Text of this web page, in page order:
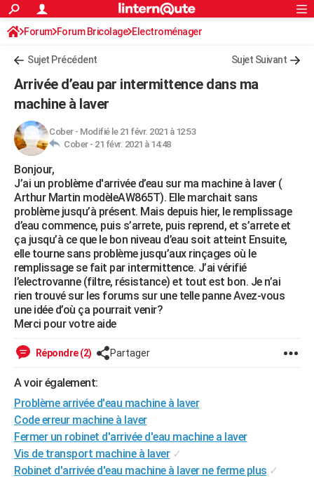
ACTUALITÉS
Politique
Société
Faits Divers
Education
Monde
Villes
+
Programme TV
Streaming
Sorties cinéma
Musique
FINANCE
Retraite
Impôts
Epargne
Immobilier
Risques naturels par ville
Banque
Assurance
Crédit
AUTO
Essais
Réserver un essai
Citadines
Berlines
SUV
Forum auto
HIGH-TECH
Mobiles
Meilleur smartphone
Internet
Ordinateurs
Jeux vidéo
Guide high-tech
+BRICOLAGE
Forum
Aménagement intérieur
Extérieur
Cuisine
Salle de bains
Jardinage
Rangement
WEEK-END
Guides de France
Escapades
Patrimoine
Expositions
Musées
Week-end nature
+LIFESTYLE
Art de vivre
Bien-être
Loisirs
Mode
Modes de vie
SANTE
Alimentation
Guide de la santé
Maladies
Médicaments
Sommeil
VOYAGE
Destinations
City break
Voyage nature
Voyage de noces
Forum
Climat
+
GUIDES D'ACHAT
BONS PLANS
CARTE DE VOEUX
Carte de Noël
Carte Bonne année
Carte Saint-Valentin
Carte Pâques
Carte d'anniversaire
DICTIONNAIRE
Dictionnaire
Biographies
Citations
Expressions
Proverbes
PROGRAMME TV
S'inscrire
Connexion
Forum Forum Bricolage Electroménager
Sujet Précédent Sujet Suivant
Arrivée d’eau par intermittence dans ma
machine à laver
Cober- Modifié le 21 févr. 2021 à 12:53
Cober - 21 févr. 2021 à 14:48
Bonjour,
J’ai un problème d'arrivée d’eau sur ma machine à laver (
Arthur Martin modèleAW865T). Elle marchait sans
problème jusqu’à présent. Mais depuis hier, le remplissage
d’eau commence, puis s’arrete, puis reprend, et s’arrete et
ça jusqu’à ce que le bon niveau d’eau soit atteint Ensuite,
elle tourne sans problème jusqu’aux rinçages où le
remplissage se fait par intermittence. J’ai vérifié
l’electrovanne (filtre, résistance) et tout est bon. Je n’ai
rien trouvé sur les forums sur une telle panne Avez-vous
une idée d’où ça pourrait venir?
Merci pour votre aide
Répondre (2) Partager
A voir également:
Problème arrivée d'eau machine à laver
Code erreur machine à laver
Fermer un robinet d'arrivée d'eau machine a laver
Vis de transport machine à laver ✓
Robinet d'arrivée d'eau machine à laver ne ferme plus ✓